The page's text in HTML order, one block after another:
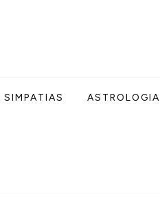
SIMPATIAS ASTROLOGIA